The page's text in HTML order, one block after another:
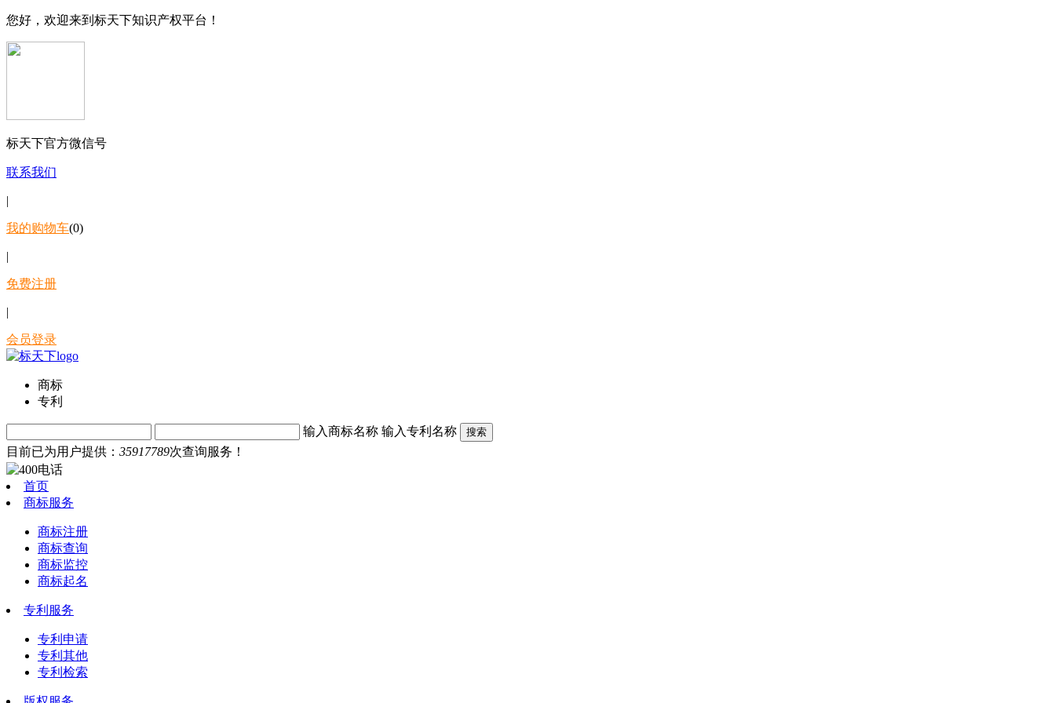
您好，欢迎来到标天下知识产权平台！
标天下官方微信号
联系我们
|
我的购物车(0)
|
免费注册
|
会员登录
商标
专利
输入商标名称 输入专利名称
目前已为用户提供： 35917789次查询服务！
首页
商标服务
商标注册
商标查询
商标监控
商标起名
专利服务
专利申请
专利其他
专利检索